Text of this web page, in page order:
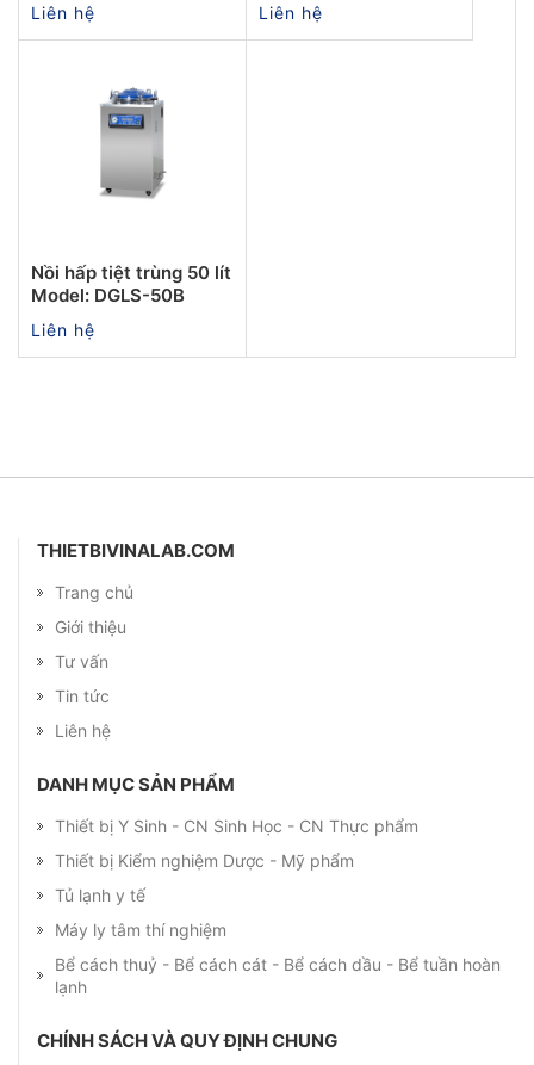
Liên hệ Liên hệ
Nồi hấp tiệt trùng 50 lít
Model: DGLS-50B
Liên hệ
THIETBIVINALAB.COM
Trang chủ
Giới thiệu
Tư vấn
Tin tức
Liên hệ
DANH MỤC SẢN PHẨM
Thiết bị Y Sinh - CN Sinh Học - CN Thực phẩm
Thiết bị Kiểm nghiệm Dược - Mỹ phẩm
Tủ lạnh y tế
Máy ly tâm thí nghiệm
Bể cách thuỷ - Bể cách cát - Bể cách dầu - Bể tuần hoàn
lạnh
CHÍNH SÁCH VÀ QUY ĐỊNH CHUNG